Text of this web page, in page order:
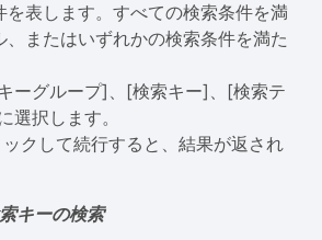
を表します。すべての検索条件を満
、またはいずれかの検索条件を満た
ーグループ]、[検索キー]、[検索テ
選択します。
クして続行すると、結果が返され
キーの検索